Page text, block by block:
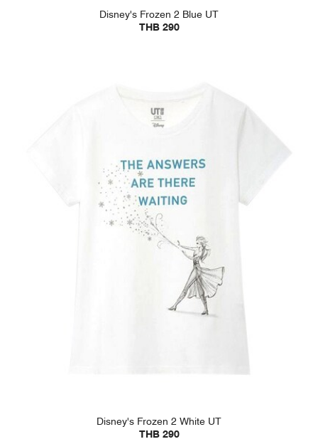
Disney's Frozen 2 Blue UT
THB 290
Disney's Frozen 2 White UT
THB 290